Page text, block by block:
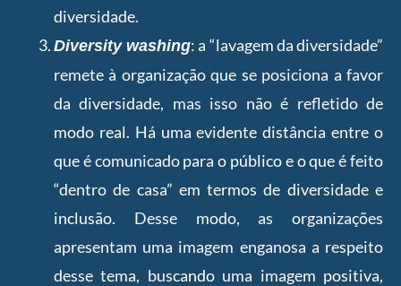
diversidade.
Diversity washing:a “lavagem da diversidade”
remete à organização que se posiciona a favor
da diversidade, mas isso não é refletido de
modo real. Há uma evidente distância entre o
que é comunicado para o público e o que é feito
“dentro de casa” em termos de diversidade e
inclusão. Desse modo, as organizações
apresentam uma imagem enganosa a respeito
desse tema, buscando uma imagem positiva,